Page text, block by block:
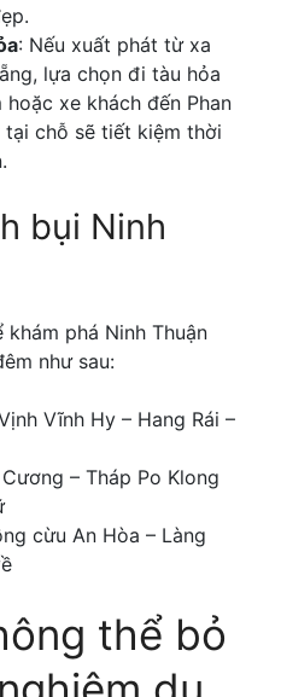
: Nếu xuất phát từ xa
lựa chọn đi tàu hỏa
xe khách đến Phan
tại chỗ sẽ tiết kiệm thời
bụi Ninh
phá Ninh Thuận
như sau:
Vĩnh Hy – Hang Rái –
– Tháp Po Klong
cừu An Hòa – Làng
thể bỏ